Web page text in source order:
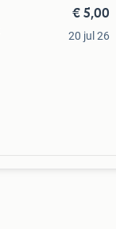
€ 5,00
20 jul 26